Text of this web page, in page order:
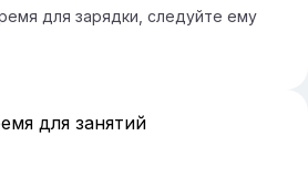
для зарядки, следуйте ему